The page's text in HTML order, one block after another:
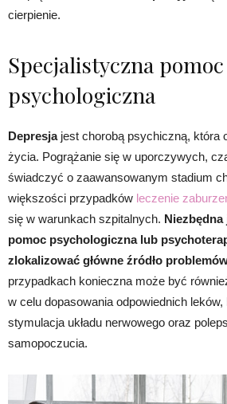
cierpienie.
Specjalistyczna pomoc
psychologiczna
Depresjajest chorobą psychiczną, która
życia. Pogrążanie się w uporczywych,
świadczyć o zaawansowanym stadium
większości przypadków leczenie
się w warunkach szpitalnych.
pomoc psychologiczna lub
zlokalizować główne źródło
przypadkach konieczna może być
w celu dopasowania odpowiednich
stymulacja układu nerwowego oraz
samopoczucia.